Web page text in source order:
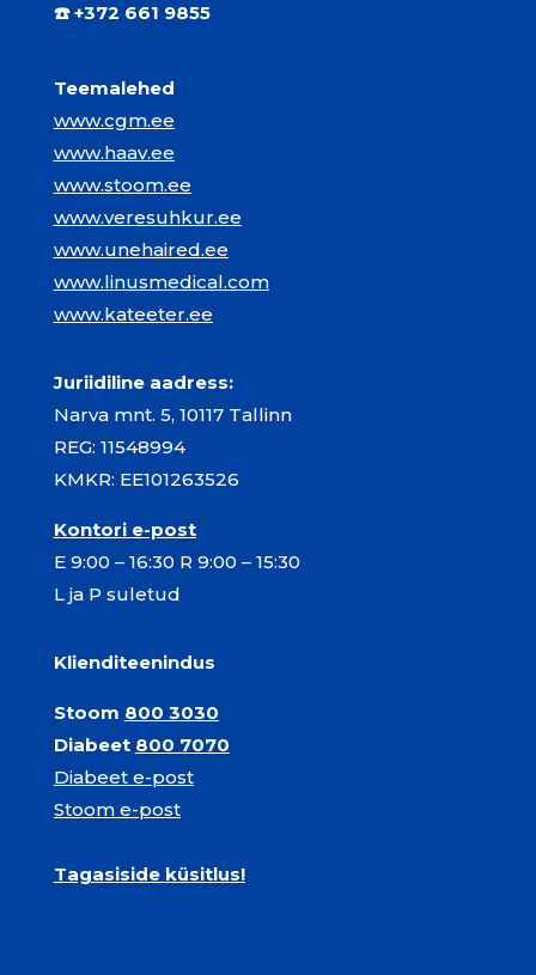
☎️+372 661 9855
Teemalehed
www.cgm.ee
www.haav.ee
www.stoom.ee
www.veresuhkur.ee
www.unehaired.ee
www.linusmedical.com
www.kateeter.ee
Juriidiline aadress:
Narva mnt. 5, 10117 Tallinn
REG: 11548994
KMKR: EE101263526
Kontori e-post
E 9:00 – 16:30 R 9:00 – 15:30
L ja P suletud
Klienditeenindus
Stoom 800 3030
Diabeet 800 7070
Diabeet e-post
Stoom e-post
Tagasiside küsitlus!